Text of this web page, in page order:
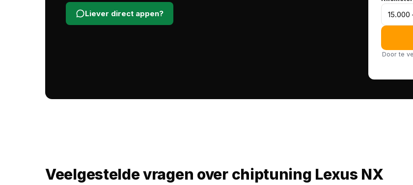
Liever direct appen?
Door te
Veelgestelde vragen over chiptuning Lexus NX